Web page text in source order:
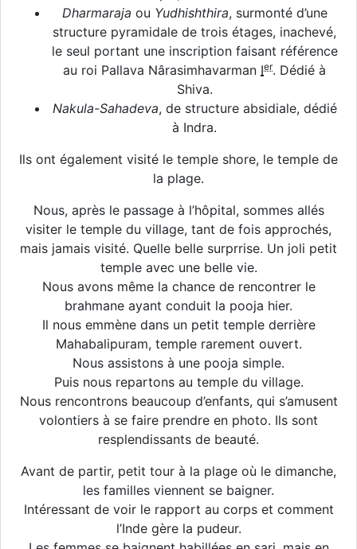
Dharmaraja ou Yudhishthira, surmonté d’une
structure pyramidale de trois étages, inachevé,
le seul portant une inscription faisant référence
au roi Pallava Nârasimhavarman Ier. Dédié à
Shiva.
Nakula-Sahadeva, de structure absidiale, dédié
à Indra.
Ils ont également visité le temple shore, le temple de
la plage.
Nous, après le passage à l’hôpital, sommes allés
visiter le temple du village, tant de fois approchés,
mais jamais visité. Quelle belle surprrise. Un joli petit
temple avec une belle vie.
Nous avons même la chance de rencontrer le
brahmane ayant conduit la pooja hier.
Il nous emmène dans un petit temple derrière
Mahabalipuram, temple rarement ouvert.
Nous assistons à une pooja simple.
Puis nous repartons au temple du village.
Nous rencontrons beaucoup d’enfants, qui s’amusent
volontiers à se faire prendre en photo. Ils sont
resplendissants de beauté.
Avant de partir, petit tour à la plage où le dimanche,
les familles viennent se baigner.
Intéressant de voir le rapport au corps et comment
l’Inde gère la pudeur.